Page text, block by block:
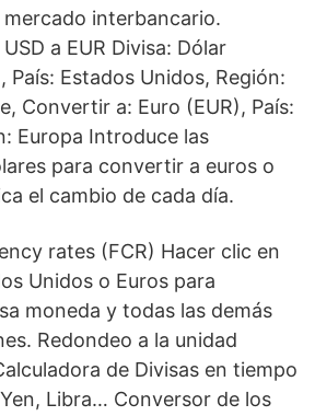
interbancario.
a EUR Divisa: Dólar
País: Estados Unidos, Región:
Convertir a: Euro (EUR), País:
Europa Introduce las
para convertir a euros o
el cambio de cada día.
rates (FCR) Hacer clic en
Unidos o Euros para
moneda y todas las demás
Redondeo a la unidad
de Divisas en tiempo
Libra… Conversor de los